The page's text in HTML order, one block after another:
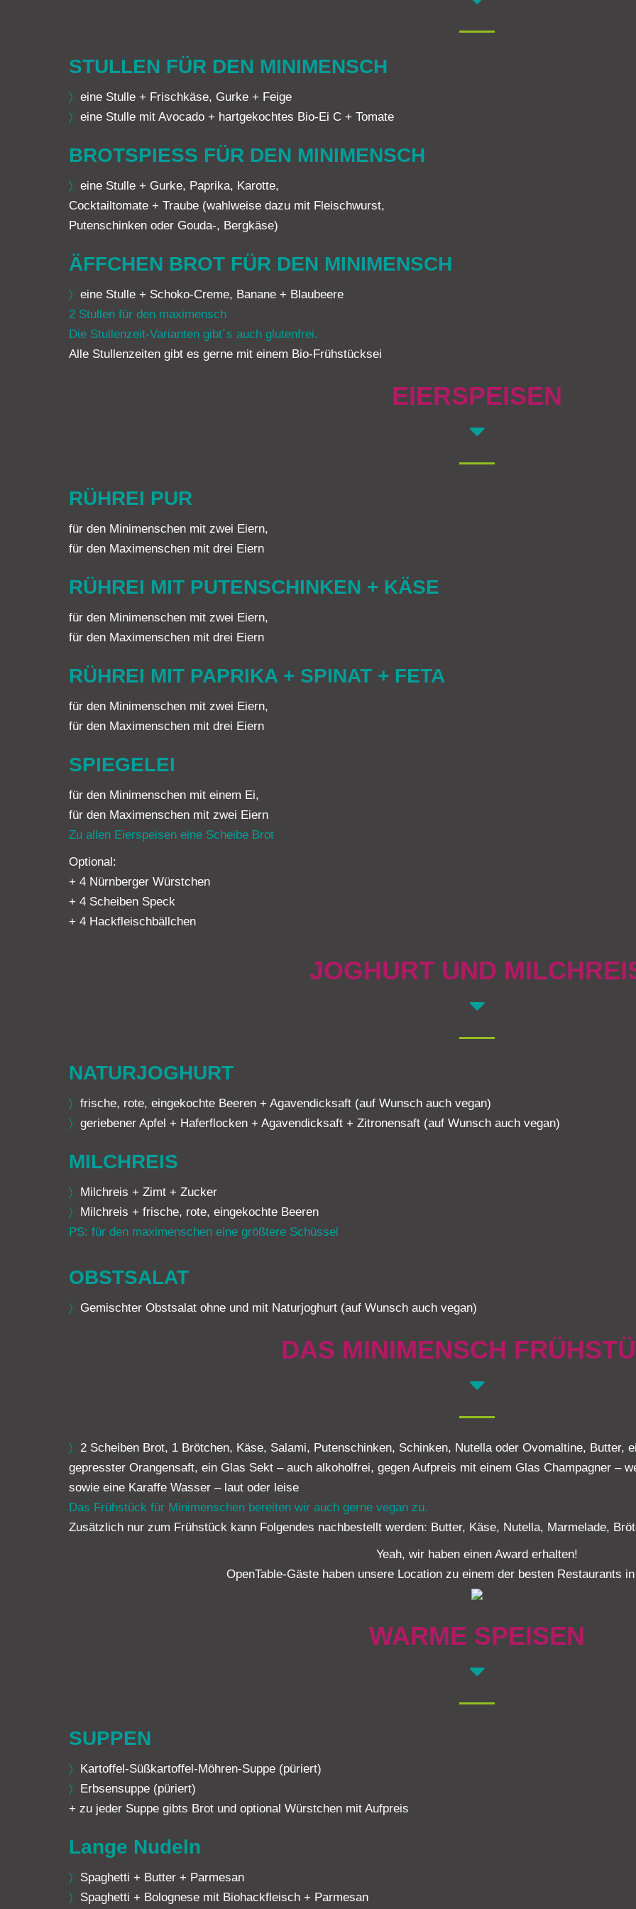
STULLEN FÜR DEN MINIMENSCH
〉 eine Stulle + Frischkäse, Gurke + Feige
〉 eine Stulle mit Avocado + hartgekochtes Bio-Ei C + Tomate
BROTSPIESS FÜR DEN MINIMENSCH
〉 eine Stulle + Gurke, Paprika, Karotte,
Cocktailtomate + Traube (wahlweise dazu mit Fleischwurst,
Putenschinken oder Gouda-, Bergkäse)
ÄFFCHEN BROT FÜR DEN MINIMENSCH
〉 eine Stulle + Schoko-Creme, Banane + Blaubeere
2 Stullen für den maximensch
Die Stullenzeit-Varianten gibt´s auch glutenfrei.
Alle Stullenzeiten gibt es gerne mit einem Bio-Frühstücksei
EIERSPEISEN
RÜHREI PUR
für den Minimenschen mit zwei Eiern,
für den Maximenschen mit drei Eiern
RÜHREI MIT PUTENSCHINKEN + KÄSE
für den Minimenschen mit zwei Eiern,
für den Maximenschen mit drei Eiern
RÜHREI MIT PAPRIKA + SPINAT + FETA
für den Minimenschen mit zwei Eiern,
für den Maximenschen mit drei Eiern
SPIEGELEI
für den Minimenschen mit einem Ei,
für den Maximenschen mit zwei Eiern
Zu allen Eierspeisen eine Scheibe Brot
Optional:
+ 4 Nürnberger Würstchen
+ 4 Scheiben Speck
+ 4 Hackfleischbällchen
JOGHURT UND
NATURJOGHURT
〉 frische, rote, eingekochte Beeren + Agavendicksaft (auf Wunsch auch vegan)
〉 geriebener Apfel + Haferflocken + Agavendicksaft + Zitronensaft (auf Wunsch auch vegan)
MILCHREIS
〉 Milchreis + Zimt + Zucker
〉 Milchreis + frische, rote, eingekochte Beeren
PS: für den maximenschen eine größtere Schüssel
OBSTSALAT
〉 Gemischter Obstsalat ohne und mit Naturjoghurt (auf Wunsch auch vegan)
DAS MINIMENSCH
〉 2 Scheiben Brot, 1 Brötchen, Käse, Salami, Putenschinken, Schinken, Nutella oder Ovomaltine, Butter,
gepresster Orangensaft, ein Glas Sekt – auch alkoholfrei, gegen Aufpreis mit einem Glas Champagner –
sowie eine Karaffe Wasser – laut oder leise
Das Frühstück für Minimenschen bereiten wir auch gerne vegan zu.
Zusätzlich nur zum Frühstück kann Folgendes nachbestellt werden: Butter, Käse, Nutella, Marmelade,
Yeah, wir haben einen Award erhalten!
OpenTable-Gäste haben unsere Location zu einem der besten Restaurants
WARME SPEISEN
SUPPEN
〉 Kartoffel-Süßkartoffel-Möhren-Suppe (püriert)
〉 Erbsensuppe (püriert)
+ zu jeder Suppe gibts Brot und optional Würstchen mit Aufpreis
Lange Nudeln
〉 Spaghetti + Butter + Parmesan
〉 Spaghetti + Bolognese mit Biohackfleisch + Parmesan